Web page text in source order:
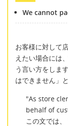
We cannot
お客様に対して
えたい場合には
う言い方をしま
はできません」
"As store
behalf of
この文では